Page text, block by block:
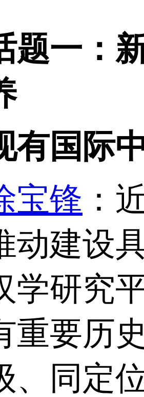
题一：
有国际
宝锋 ：
动建设
学研究
重要历
、同定